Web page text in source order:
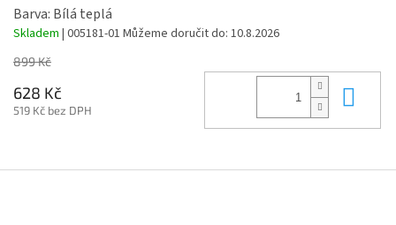
Barva: Bílá teplá
Skladem | 005181-01 Můžeme doručit do: 10.8.2026
899 Kč
628 Kč
519 Kč bez DPH